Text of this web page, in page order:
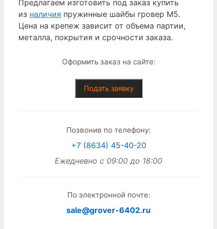
Предлагаем изготовить под заказ купить
из наличия пружинные шайбы гровер М5.
Цена на крепеж зависит от объема партии,
металла, покрытия и срочности заказа.
Оформить заказ на сайте:
Подать заявку
Позвонив по телефону:
+7 (8634) 45-40-20
Ежедневно с 09:00 до 18:00
По электронной почте:
sale@grover-6402.ru